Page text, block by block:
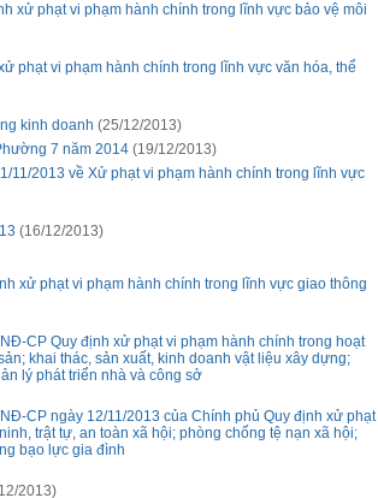
xử phạt vi phạm hành chính trong lĩnh vực bảo vệ môi
phạt vi phạm hành chính trong lĩnh vực văn hóa, thể
kinh doanh (25/12/2013)
7 năm 2014 (19/12/2013)
11/2013 về Xử phạt vi phạm hành chính trong lĩnh vực
(16/12/2013)
xử phạt vi phạm hành chính trong lĩnh vực giao thông
CP Quy định xử phạt vi phạm hành chính trong hoạt
khai thác, sản xuất, kinh doanh vật liệu xây dựng;
lý phát triển nhà và công sở
CP ngày 12/11/2013 của Chính phủ Quy định xử phạt
trật tự, an toàn xã hội; phòng chống tệ nạn xã hội;
bạo lực gia đình
2013)